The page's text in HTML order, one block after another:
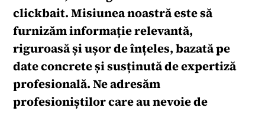
clickbait. Misiunea noastră este să
furnizăm informație relevantă,
riguroasă și ușor de înțeles, bazată pe
date concrete și susținută de expertiză
profesională. Ne adresăm
profesioniștilor care au nevoie de